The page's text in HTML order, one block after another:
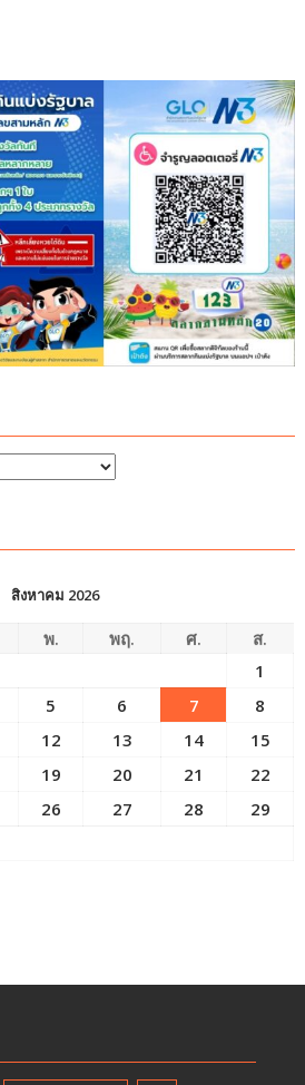
สิงหาคม 2026
พ. พฤ. ศ.
ส.
1
5 6 7
8
12 13 14
15
19 20 21
22
26 27 28
29